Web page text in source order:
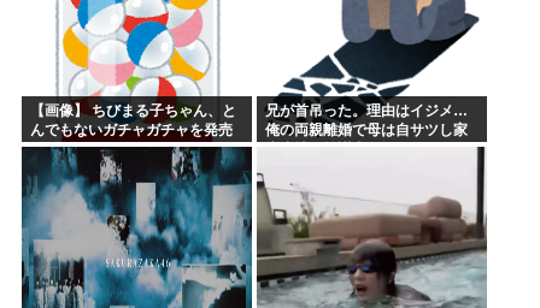
【画像】 ちびまる子ちゃん、と
んでもないガチャガチャを発売
してしまうｗｗｗｗ
兄が首吊った。理由はイジメ…
俺の両親離婚で母は自サツし家
庭崩壊→首謀者を探しだした俺
刑受けた。子に復讐されるだろ...